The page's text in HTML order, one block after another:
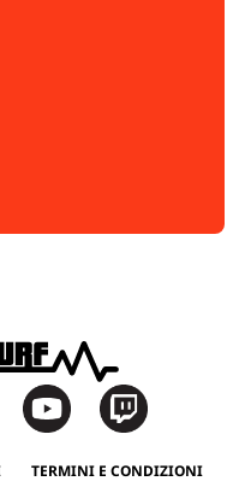
TERMINI E CONDIZIONI